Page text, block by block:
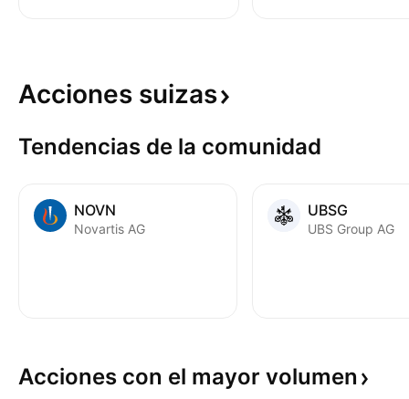
Acciones suizas
Tendencias de la comunidad
NOVN
Novartis AG
UBSG
UBS Group AG
Acciones con el mayor volumen